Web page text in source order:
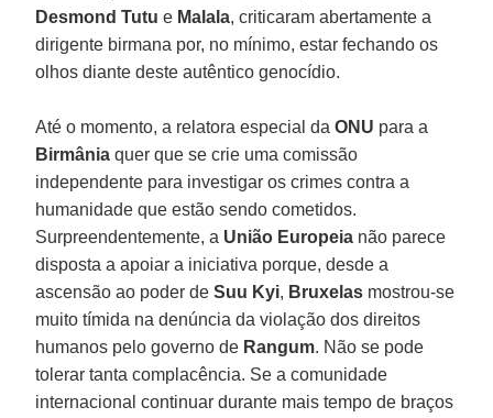
Desmond Tutue Malala, criticaram abertamente a
dirigente birmana por, no mínimo, estar fechando os
olhos diante deste autêntico genocídio.
Até o momento, a relatora especial daONU para a
Birmânia quer que se crie uma comissão
independente para investigar os crimes contra a
humanidade que estão sendo cometidos.
Surpreendentemente, a União Europeia não parece
disposta a apoiar a iniciativa porque, desde a
ascensão ao poder deSuu Kyi, Bruxelas mostrou-se
muito tímida na denúncia da violação dos direitos
humanos pelo governo de Rangum. Não se pode
tolerar tanta complacência. Se a comunidade
internacional continuar durante mais tempo de braços